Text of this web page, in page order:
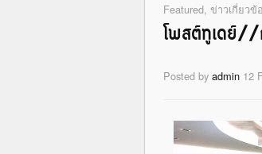
Featured, ข่าวเกี่ยวข้
โพสต์ทูเดย์
Posted by admin 12